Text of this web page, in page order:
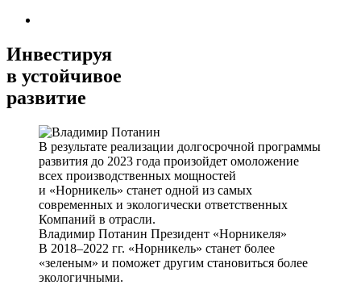
Инвестируя
в устойчивое
развитие
В результате реализации долгосрочной программы
развития до 2023 года произойдет омоложение
всех производственных мощностей
и «Норникель» станет одной из самых
современных и экологически ответственных
Компаний в отрасли.
Владимир Потанин Президент «Норникеля»
В 2018–2022 гг. «Норникель» станет более
«зеленым» и поможет другим становиться более
экологичными.